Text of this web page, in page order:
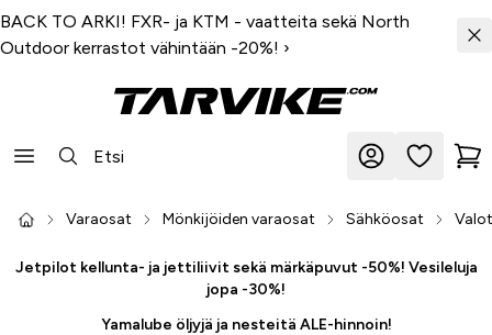
BACK TO ARKI! FXR- ja KTM - vaatteita sekä North
Outdoor kerrastot vähintään -20%! ›
Varaosat Mönkijöiden varaosat Sähköosat
Jetpilot kellunta- ja jettiliivit sekä märkäpuvut -50%! Vesileluja
jopa -30%!
Yamalube öljyjä ja nesteitä ALE-hinnoin!